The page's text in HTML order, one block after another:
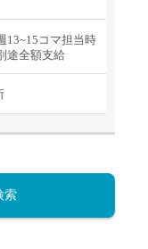
13~15コマ担当時
途全額支給
索